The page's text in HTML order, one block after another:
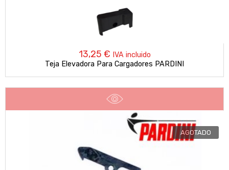
13,25 € IVA incluido
Teja Elevadora Para Cargadores PARDINI
AGOTADO